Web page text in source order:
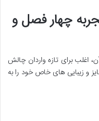
چهار فصل و
اغلب برای تازه واردان چالش
و زیبایی های خاص خود را به